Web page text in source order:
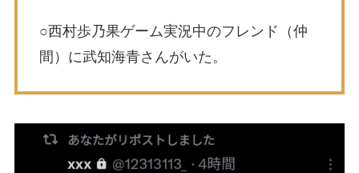
○西村歩乃果ゲーム実況中のフレンド（仲
間）に武知海青さんがいた。